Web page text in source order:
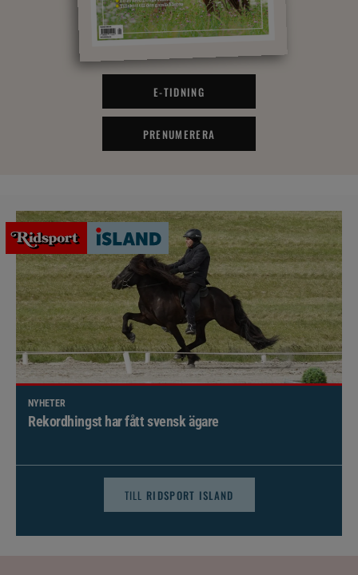
E-TIDNING
PRENUMERERA
NYHETER
Brett politiskt stöd för förändringar i djursjukvården –
TILL RIDSPORT ISLAND